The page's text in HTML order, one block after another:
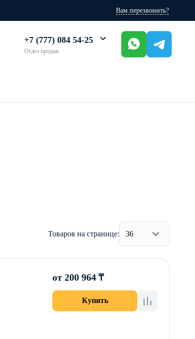
Вам перезвонить?
+7 (777) 084 54-25
Отдел продаж
Товаров на странице: 36
от 200 964 ₸
Купить